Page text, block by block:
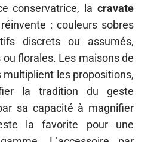
conservatrice, la cravate
: couleurs sobres
discrets ou assumés,
ou florales. Les maisons de
les propositions,
la tradition du geste
sa capacité à magnifier
la favorite pour une